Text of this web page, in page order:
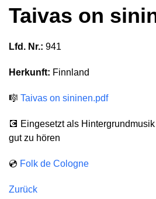
Taivas on
Lfd. Nr.: 941
Herkunft: Finnland
🎼 Taivas on sininen.pdf
💽 Eingesetzt als
gut zu hören
💿 Folk de Cologne
Zurück